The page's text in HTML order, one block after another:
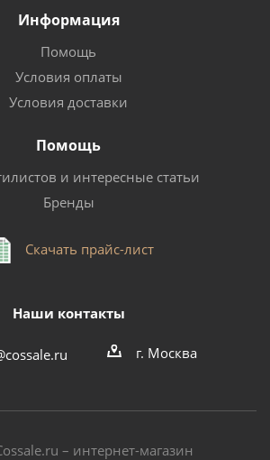
Информация
Помощь
Условия оплаты
Условия доставки
Помощь
и интересные статьи
Бренды
Скачать прайс-лист
Наши контакты
г. Москва
– интернет-магазин